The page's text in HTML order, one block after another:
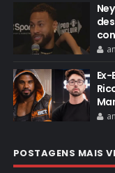
POSTAGENS MAIS